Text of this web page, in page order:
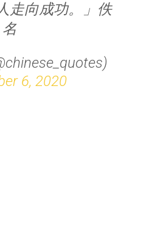
走向成功。」佚
名
6, 2020